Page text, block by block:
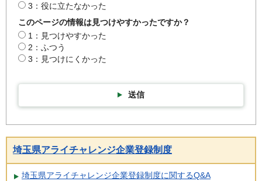
3：役に立たなかった
このページの情報は見つけやすかったですか？
1：見つけやすかった
2：ふつう
3：見つけにくかった
送信
埼玉県アライチャレンジ企業登録制度
埼玉県アライチャレンジ企業登録制度に関するQ&A